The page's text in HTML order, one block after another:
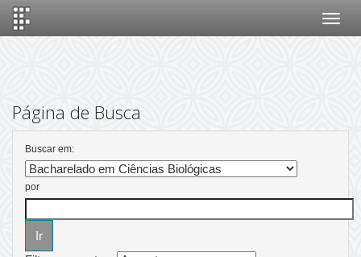
Página de Busca
Buscar em:
por